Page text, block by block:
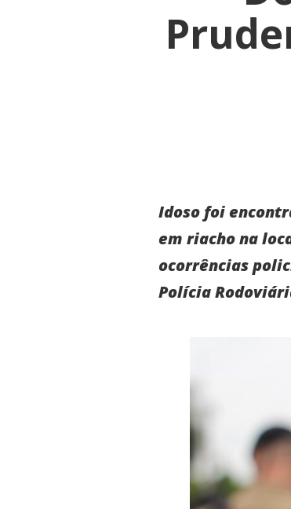
Idoso foi
em riacho na
ocorrências
Polícia